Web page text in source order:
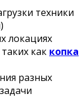
техники
локациях
как копка
разных